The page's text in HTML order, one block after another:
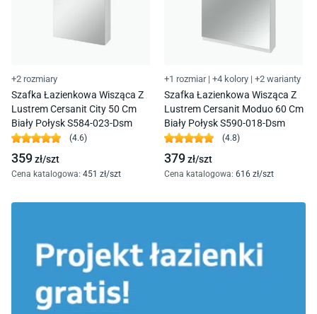
+2 rozmiary
Szafka Łazienkowa Wisząca Z
Lustrem Cersanit City 50 Cm
Biały Połysk S584-023-Dsm
(4.6)
359zł/szt
Cena katalogowa: 451 zł/szt
+1 rozmiar | +4 kolory | +2 warianty
Szafka Łazienkowa Wisząca Z
Lustrem Cersanit Moduo 60 Cm
Biały Połysk S590-018-Dsm
(4.8)
379zł/szt
Cena katalogowa: 616 zł/szt